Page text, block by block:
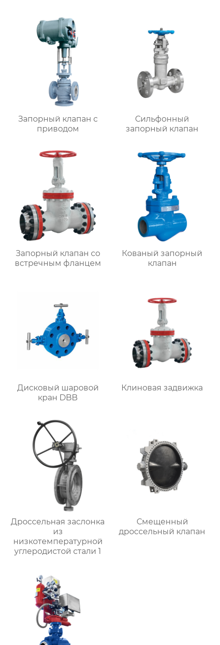
Запорный клапан с
приводом
Сильфонный
запорный клапан
Запорный клапан со
встречным фланцем
Кованый запорный
клапан
Дисковый шаровой
кран DBB
Клиновая задвижка
Дроссельная заслонка
из
низкотемпературной
углеродистой стали 1
Смещенный
дроссельный клапан